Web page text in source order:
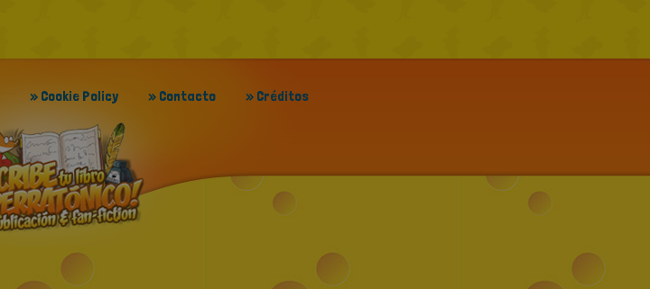
» Cookie Policy » Contacto » Créditos